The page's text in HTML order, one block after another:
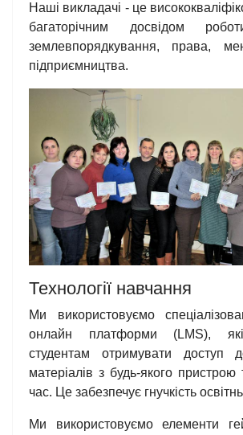
Наші викладачі - це
багаторічним досвідом
землевпорядкування, права,
підприємництва.
Технології навчання
Ми використовуємо
онлайн платформи (LMS),
студентам отримувати доступ
матеріалів з будь-якого пристрою
час. Це забезпечує гнучкість
Ми використовуємо елементи